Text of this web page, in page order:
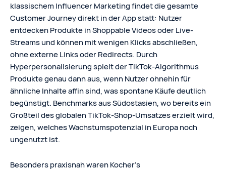
klassischem Influencer Marketing findet die gesamte
Customer Journey direkt in der App statt: Nutzer
entdecken Produkte in Shoppable Videos oder Live-
Streams und können mit wenigen Klicks abschließen,
ohne externe Links oder Redirects. Durch
Hyperpersonalisierung spielt der TikTok-Algorithmus
Produkte genau dann aus, wenn Nutzer ohnehin für
ähnliche Inhalte affin sind, was spontane Käufe deutlich
begünstigt. Benchmarks aus Südostasien, wo bereits ein
Großteil des globalen TikTok-Shop-Umsatzes erzielt wird,
zeigen, welches Wachstumspotenzial in Europa noch
ungenutzt ist.
Besonders praxisnah waren Kocher’s